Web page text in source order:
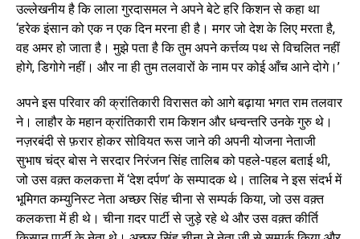
उल्लेखनीय है कि लाला गुरदासमल ने अपने बेटे हरि किशन से कहा था
‘हरेक इंसान को एक न एक दिन मरना ही है। मगर जो देश के लिए मरता है,
वह अमर हो जाता है। मुझे पता है कि तुम अपने कर्त्तव्य पथ से विचलित नहीं
होगे, डिगोगे नहीं। और ना ही तुम तलवारों के नाम पर कोई आँच आने दोगे।’
अपने इस परिवार की क्रांतिकारी विरासत को आगे बढ़ाया भगत राम तलवार
ने। लाहौर के महान क्रांतिकारी राम किशन और धन्वन्तरि उनके गुरु थे।
नज़रबंदी से फ़रार होकर सोवियत रूस जाने की अपनी योजना नेताजी
सुभाष चंद्र बोस ने सरदार निरंजन सिंह तालिब को पहले-पहल बताई थी,
जो उस वक़्त कलकत्ता में ‘देश दर्पण’ के सम्पादक थे। तालिब ने इस संदर्भ में
भूमिगत कम्युनिस्ट नेता अच्छर सिंह चीना से सम्पर्क किया, जो उस वक़्त
कलकत्ता में ही थे। चीना ग़दर पार्टी से जुड़े रहे थे और उस वक़्त कीर्ति